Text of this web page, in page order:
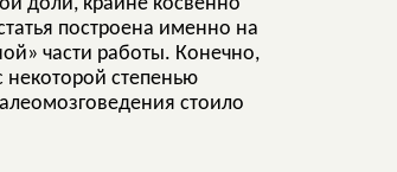
построена именно на
части работы. Конечно,
степенью
стоило